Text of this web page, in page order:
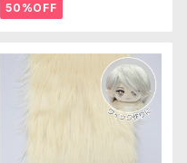
50%OFF